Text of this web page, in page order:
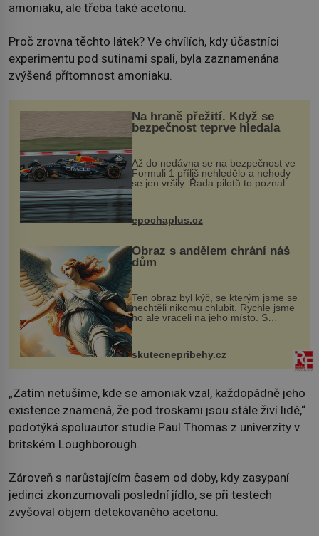
amoniaku, ale třeba také acetonu.
Proč zrovna těchto látek? Ve chvílích, kdy účastníci
experimentu pod sutinami spali, byla zaznamenána
zvýšená přítomnost amoniaku.
Na hraně přežití. Když se
bezpečnost teprve hledala
Až do nedávna se na bezpečnost ve
Formuli 1 příliš nehledělo a nehody
se jen vršily. Řada pilotů to poznala
na vlastní kůži, často s trvalými
následky nebo bohužel i ztrátou
života. Dnes nepochopiteln...
epochaplus.cz
Obraz s andělem chrání náš
dům
Ten obraz byl kýč, se kterým jsme se
nechtěli nikomu chlubit. Rychle jsme
ho ale vraceli na jeho místo. S
manželem Vaškem jsme si pořídili
chaloupku, takový domek na severu
Čech, kde jsme si naplánova...
skutecnepribehy.cz
„Zatím netušíme, kde se amoniak vzal, každopádně jeho
existence znamená, že pod troskami jsou stále živí lidé,“
podotýká spoluautor studie Paul Thomas z univerzity v
britském Loughborough.
Zároveň s narůstajícím časem od doby, kdy zasypaní
jedinci zkonzumovali poslední jídlo, se při testech
zvyšoval objem detekovaného acetonu.